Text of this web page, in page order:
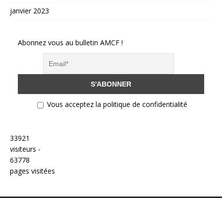
janvier 2023
Abonnez vous au bulletin AMCF !
Vous acceptez la politique de confidentialité
33921
visiteurs -
63778
pages visitées